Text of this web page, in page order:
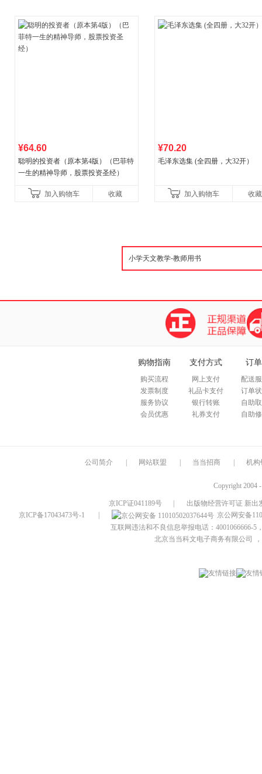
¥64.60
聪明的投资者（原本第4版）（巴菲特
一生的精神导师，股票投资圣经）
加入购物车 收藏
¥70.20
毛泽东选集 (全四册，大32开）
加入购物车 收藏
购物指南
购买流程
发票制度
服务协议
会员优惠
支付方式
网上支付
礼品卡支付
银行转账
礼券支付
订
配送
订单
自助
自助
公司简介 网站联盟 当当招商 机构
Copyright 2004
京ICP证041189号
出版物经营许可证 新出
京ICP备17043473号-1
京公网安备
互联网违法和不良信息举报电话：4001066666-5
北京当当科文电子商务有限公司